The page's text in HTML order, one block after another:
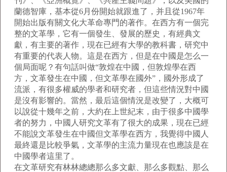
蘭德智庫，基本從6月份開始就跟進了，并且從1967年
開始出版有關文化大革命專門的著作。在西方有一個完
整的文革學，它有一個發生、發展的歷史，有經典文
獻，有主要的著作，現在已經有大學的教科書，研究中
有重要的代表人物。這是在西方，但是在中國是怎么一
個局面呢？有句話叫做“敦煌在中國，但敦煌學在西
方，文革發生在中國，但文革學在國外”，國外形成了
流派，有很多權威的學者和研究者，但這些情況對中國
是沒有影響的。當然，最后這個情況是改變了，大概可
以說從十幾年之前，大約在上世紀末，由于很多中國學
者的努力，中國人研究文革有了很大的成果，現在已經
不能說文革發生在中國但文革學在西方，我覺得中國人
最終還是比較爭氣，文革學的主流力量現在也應該是在
中國學者這里了。
在文革研究有林林總總那么多文獻、那么多觀點、那么